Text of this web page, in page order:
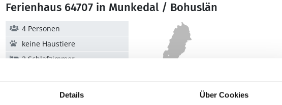
Details Über Cookies
Ferienhaus 64707 in Munkedal / Bohuslän
4 Personen
keine Haustiere
2 Schlafzimmer